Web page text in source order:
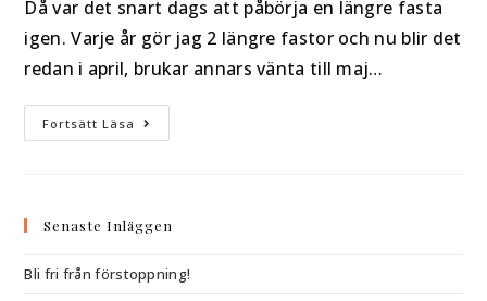
Då var det snart dags att påbörja en längre fasta
igen. Varje år gör jag 2 längre fastor och nu blir det
redan i april, brukar annars vänta till maj…
Fortsätt Läsa
Senaste Inläggen
Bli fri från förstoppning!